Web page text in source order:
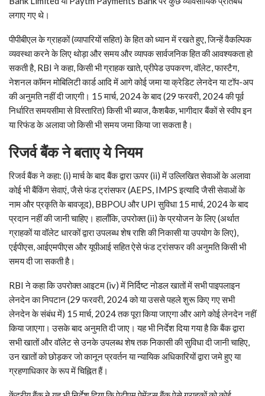
लगाए गए थे।
पीपीबीएल के ग्राहकों (व्यापारियों सहित) के हित को ध्यान में रखते हुए, जिन्हें वैकल्पिक
व्यवस्था करने के लिए थोड़ा और समय और व्यापक सार्वजनिक हित की आवश्यकता हो
सकती है, RBI ने कहा, किसी भी ग्राहक खाते, प्रीपेड उपकरण, वॉलेट, फास्टैग,
नेशनल कॉमन मोबिलिटी कार्ड आदि में आगे कोई जमा या क्रेडिट लेनदेन या टॉप-अप
की अनुमति नहीं दी जाएगी। 15 मार्च, 2024 के बाद (29 फरवरी, 2024 की पूर्व
निर्धारित समयसीमा से विस्तारित) किसी भी ब्याज, कैशबैक, भागीदार बैंकों से स्वीप इन
या रिफंड के अलावा जो किसी भी समय जमा किया जा सकता है।
रिजर्व बैंक ने बताए ये नियम
रिजर्व बैंक ने कहा: (i) मार्च के बाद बैंक द्वारा ऊपर (ii) में उल्लिखित सेवाओं के अलावा
कोई भी बैंकिंग सेवाएं, जैसे फंड ट्रांसफर (AEPS, IMPS इत्यादि जैसी सेवाओं के
नाम और प्रकृति के बावजूद), BBPOU और UPI सुविधा 15 मार्च, 2024 के बाद
प्रदान नहीं की जानी चाहिए। हालाँकि, उपरोक्त (ii) के प्रयोजन के लिए (अर्थात
ग्राहकों या वॉलेट धारकों द्वारा उपलब्ध शेष राशि की निकासी या उपयोग के लिए),
एईपीएस, आईएमपीएस और यूपीआई सहित ऐसे फंड ट्रांसफर की अनुमति किसी भी
समय दी जा सकती है।
RBI ने कहा कि उपरोक्त आइटम (iv) में निर्दिष्ट नोडल खातों में सभी पाइपलाइन
लेनदेन का निपटान (29 फरवरी, 2024 को या उससे पहले शुरू किए गए सभी
लेनदेन के संबंध में) 15 मार्च, 2024 तक पूरा किया जाएगा और आगे कोई लेनदेन नहीं
किया जाएगा। उसके बाद अनुमति दी जाए। यह भी निर्देश दिया गया है कि बैंक द्वारा
सभी खातों और वॉलेट से उनके उपलब्ध शेष तक निकासी की सुविधा दी जानी चाहिए,
उन खातों को छोड़कर जो कानून प्रवर्तन या न्यायिक अधिकारियों द्वारा जमे हुए या
ग्रहणाधिकार के रूप में चिह्नित हैं।